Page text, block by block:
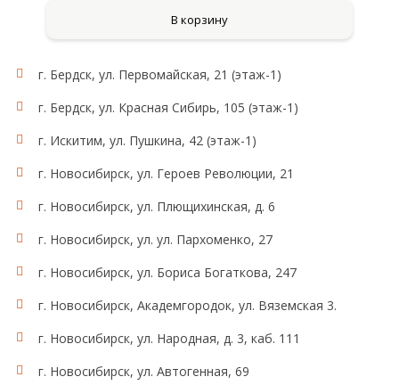
В корзину
г. Бердск, ул. Первомайская, 21 (этаж-1)
г. Бердск, ул. Красная Сибирь, 105 (этаж-1)
г. Искитим, ул. Пушкина, 42 (этаж-1)
г. Новосибирск, ул. Героев Революции, 21
г. Новосибирск, ул. Плющихинская, д. 6
г. Новосибирск, ул. ул. Пархоменко, 27
г. Новосибирск, ул. Бориса Богаткова, 247
г. Новосибирск, Академгородок, ул. Вяземская 3.
г. Новосибирск, ул. Народная, д. 3, каб. 111
г. Новосибирск, ул. Автогенная, 69